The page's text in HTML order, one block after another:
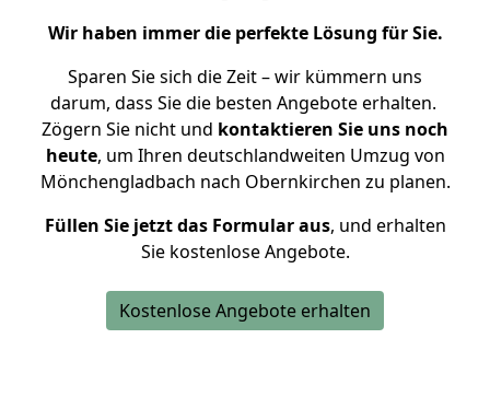
Wir haben immer die perfekte Lösung für Sie.
Sparen Sie sich die Zeit – wir kümmern uns
darum, dass Sie die besten Angebote erhalten.
Zögern Sie nicht und kontaktieren Sie uns noch
heute, um Ihren deutschlandweiten Umzug von
Mönchengladbach nach Obernkirchen zu planen.
Füllen Sie jetzt das Formular aus, und erhalten
Sie kostenlose Angebote.
Kostenlose Angebote erhalten